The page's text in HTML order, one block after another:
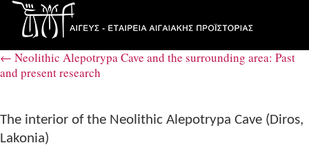
← Neolithic Alepotrypa Cave and the surrounding area: Past
and present research
The interior of the Neolithic Alepotrypa Cave (Diros,
Lakonia)